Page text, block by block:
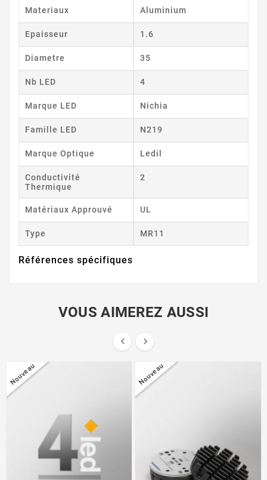
Materiaux Aluminium
Epaisseur 1.6
Diametre 35
Nb LED 4
Marque LED Nichia
Famille LED N219
Marque Optique Ledil
Conductivité
Thermique
2
Matériaux Approuvé UL
Type MR11
Références spécifiques
VOUS AIMEREZ AUSSI
 
Nouveau Nouveau